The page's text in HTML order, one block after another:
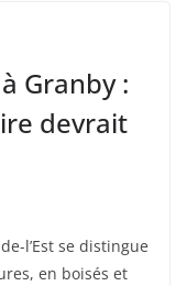
Granby :
devrait
l’Est se distingue
en boisés et